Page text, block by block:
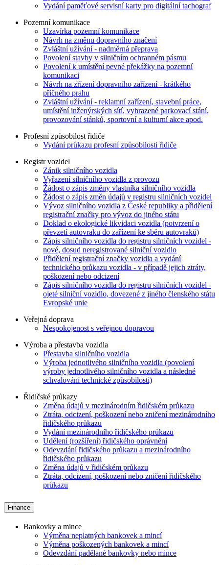
Vydání paměťové servisní karty pro digitální tachograf
Pozemní komunikace
Uzavírka pozemní komunikace
Návrh na změnu dopravního značení
Zvláštní užívání - nadměrná přeprava
Povolení stavby v silničním ochranném pásmu
Povolení k umístění pevné překážky na pozemní
komunikaci
Návrh na zřízení dopravního zařízení - krátkého
příčného prahu
Zvláštní užívání - reklamní zařízení, stavební práce,
umístění inženýrských sítí, vyhrazené parkovací stání,
provozování stánků, sportovní a kulturní akce apod.
Profesní způsobilost řidiče
Vydání průkazu profesní způsobilosti řidiče
Registr vozidel
Zánik silničního vozidla
Vyřazení silničního vozidla z provozu
Žádost o zápis změny vlastníka silničního vozidla
Žádost o zápis změn údajů v registru silničních vozidel
Vývoz silničního vozidla z České republiky a přidělení
registrační značky pro vývoz do jiného státu
Doklad o ekologické likvidaci vozidla (potvrzení o
převzetí autovraku do zařízení ke sběru autovraků)
Zápis silničního vozidla do registru silničních vozidel -
nové, dosud neregistrované silniční vozidlo
Přidělení registrační značky vozidla a vydání
technického průkazu vozidla - v případě jejich ztráty,
poškození nebo odcizení
Zápis silničního vozidla do registru silničních vozidel -
ojeté silniční vozidlo, dovezené z jiného členského státu
Evropské unie
Veřejná doprava
Nespokojenost s veřejnou dopravou
Výroba a přestavba vozidla
Přestavba silničního vozidla
Výroba jednotlivého silničního vozidla (povolení
výroby jednotlivého silničního vozidla a následné
schvalování technické způsobilosti)
Řidičské průkazy
Změna údajů v mezinárodním řidičském průkazu
Ztráta, odcizení, poškození nebo zničení mezinárodního
řidičského průkazu
Vydání mezinárodního řidičského průkazu
Udělení (rozšíření) řidičského oprávnění
Odevzdání řidičského průkazu a mezinárodního
řidičského průkazu
Změna údajů v řidičském průkazu
Ztráta, odcizení, poškození nebo zničení řidičského
průkazu
Finance
Bankovky a mince
Výměna neplatných bankovek a mincí
Výměna poškozených bankovek a mincí
Odevzdání padělané bankovky nebo mince